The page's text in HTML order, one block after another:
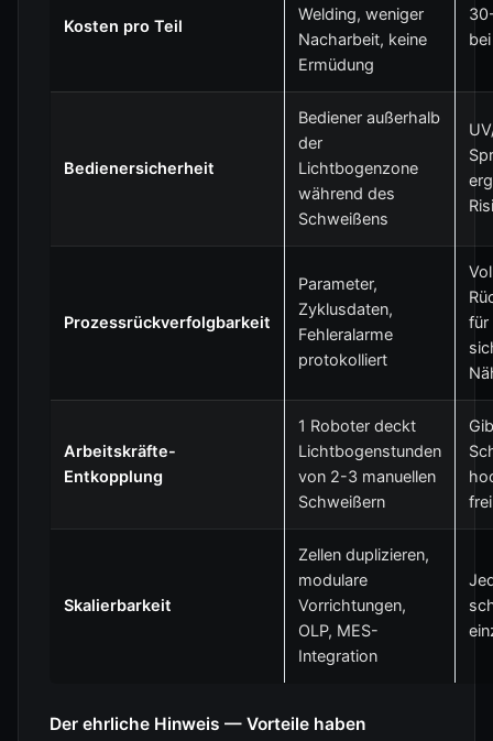
Kosten pro Teil
Welding, weniger
Nacharbeit, keine
Ermüdung
Bedienersicherheit
Bediener außerhalb
der
Lichtbogenzone
während des
Schweißens
Prozessrückverfolgbarkeit
Parameter,
Zyklusdaten,
Fehleralarme
protokolliert
für
Arbeitskräfte-
Entkopplung
1 Roboter deckt
Lichtbogenstunden
von 2-3 manuellen
Schweißern
frei
Skalierbarkeit
Zellen duplizieren,
modulare
Vorrichtungen,
OLP, MES-
Integration
Der ehrliche Hinweis — Vorteile haben